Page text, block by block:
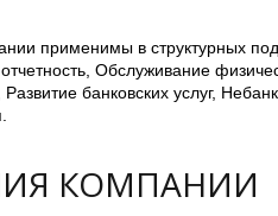
применимы в структурных
отчетность, Обслуживание
банковских услуг,
КОМПАНИИ